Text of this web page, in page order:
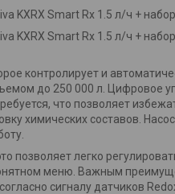
KXRX Smart Rx 1.5 л/ч +
KXRX Smart Rx 1.5 л/ч +
контролирует и
до 250 000 л. Цифровое
что позволяет
химических составов.
легко
меню. Важным
сигналу датчиков